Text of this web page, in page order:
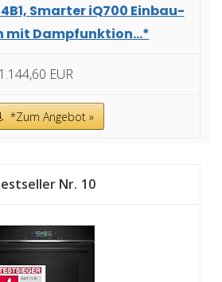
Smarter iQ700 Einbau-
mit Dampfunktion...*
1.144,60 EUR
*Zum Angebot »
10